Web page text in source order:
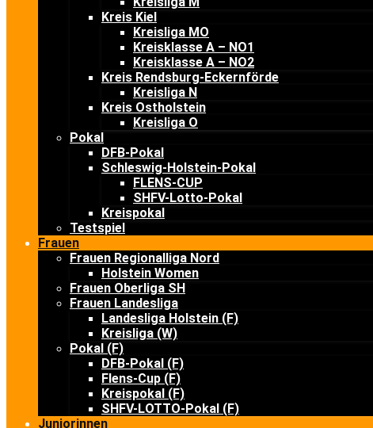
Kreis Kiel
Kreisliga MO
Kreisklasse A – NO1
Kreisklasse A – NO2
Kreis Rendsburg-Eckernförde
Kreisliga N
Kreis Ostholstein
Kreisliga O
Pokal
DFB-Pokal
Schleswig-Holstein-Pokal
FLENS-CUP
SHFV-Lotto-Pokal
Kreispokal
Testspiel
Frauen
Frauen Regionalliga Nord
Holstein Women
Frauen Oberliga SH
Frauen Landesliga
Landesliga Holstein (F)
Kreisliga (W)
Pokal (F)
DFB-Pokal (F)
Flens-Cup (F)
Kreispokal (F)
SHFV-LOTTO-Pokal (F)
Juniorinnen